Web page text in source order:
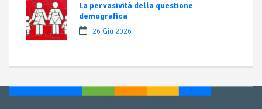
La pervasività della questione
demografica
26 Giu 2026